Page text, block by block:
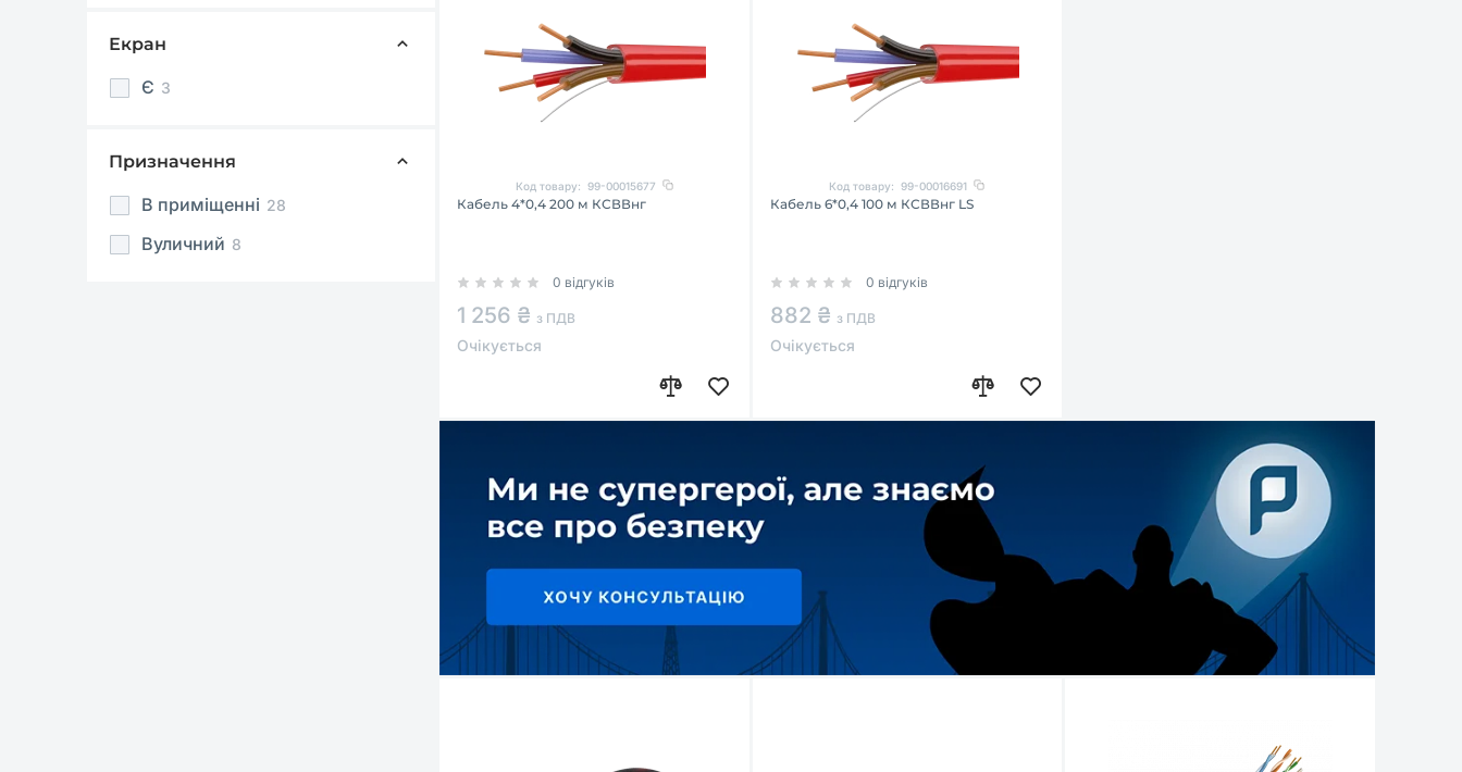
Екран
Є 3
Призначення
В приміщенні 28
Вуличний 8
Код товару: 99-00015677
Кабель 4*0,4 200 м КСВВнг
0 відгуків
1 256 ₴ з ПДВ
Очікується
Код товару: 99-00016691
Кабель 6*0,4 100 м КСВВнг LS
0 відгуків
882 ₴ з ПДВ
Очікується